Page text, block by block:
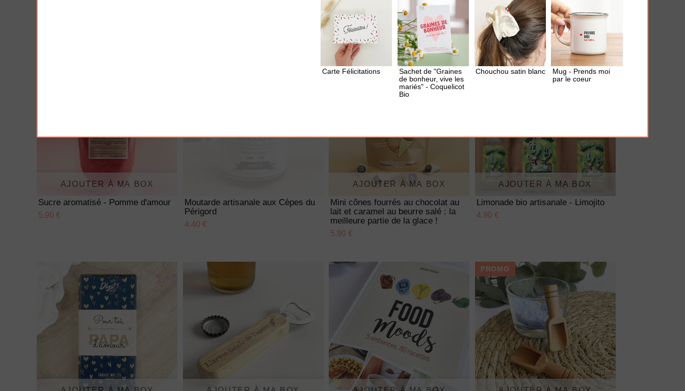
Carte Félicitations
Sachet de "Graines
de bonheur, vive les
mariés" - Coquelicot
Bio
Chouchou satin blanc
Mug - Prends moi
par le coeur
Sachet de cookies Brewkies -
Choco noisette
3.60 €
Mousseur à lait "Parter in Cream"
21.00 €
AJOUTER À MA BOX
Sucre aromatisé - Pomme d'amour
5.90 €
Moutarde artisanale aux Cèpes du
Périgord
4.40 €
AJOUTER À MA BOX
Mini cônes fourrés au chocolat au
lait et caramel au beurre salé : la
meilleure partie de la glace !
5.90 €
AJOUTER À MA BOX
Limonade bio artisanale - Limojito
4.90 €
PROMO